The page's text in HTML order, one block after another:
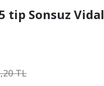
tip Sonsuz
TL